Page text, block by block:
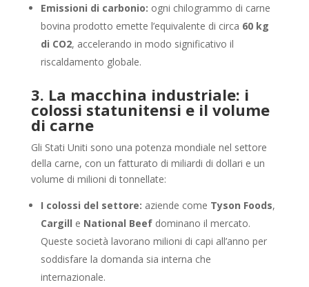
Emissioni di carbonio: ogni chilogrammo di carne
bovina prodotto emette l’equivalente di circa 60 kg
di CO2, accelerando in modo significativo il
riscaldamento globale.
3. La macchina industriale: i
colossi statunitensi e il volume
di carne
Gli Stati Uniti sono una potenza mondiale nel settore
della carne, con un fatturato di miliardi di dollari e un
volume di milioni di tonnellate:
I colossi del settore: aziende come Tyson Foods,
Cargill e National Beef dominano il mercato.
Queste società lavorano milioni di capi all’anno per
soddisfare la domanda sia interna che
internazionale.